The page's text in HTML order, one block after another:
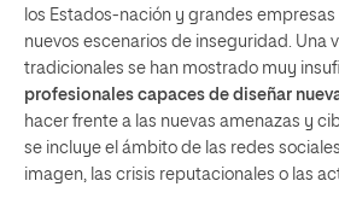
los Estados-nación y grandes
nuevos escenarios de inseguridad. Una
tradicionales se han mostrado muy
profesionales capaces de diseñar
hacer frente a las nuevas amenazas y
se incluye el ámbito de las redes
imagen, las crisis reputacionales o las